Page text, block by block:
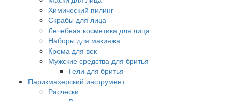
Химический пилинг
Скрабы для лица
Лечебная косметика для лица
Наборы для макияжа
Крема для век
Мужские средства для бритья
Гели для бритья
Парикмахерский инструмент
Расчески